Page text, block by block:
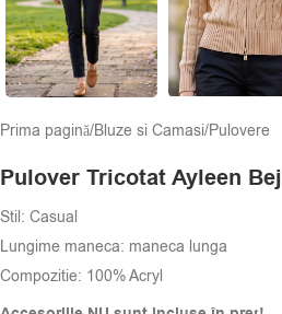
Prima pagină/Bluze si Camasi/Pulovere
Pulover Tricotat Ayleen Bej
Stil: Casual
Lungime maneca: maneca lunga
Compozitie: 100% Acryl